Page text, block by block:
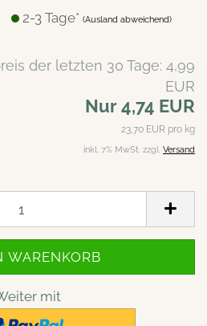
2-3 Tage*(Ausland abweichend)
der letzten 30 Tage: 4,99
EUR
Nur 4,74 EUR
23,70 EUR pro kg
inkl. 7% MwSt. zzgl. Versand
mit